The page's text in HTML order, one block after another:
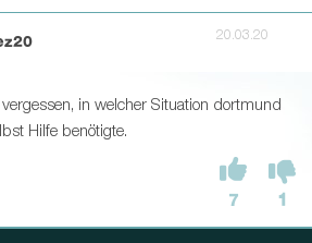
20.03.20
in welcher Situation dortmund
Hilfe benötigte.
7 1